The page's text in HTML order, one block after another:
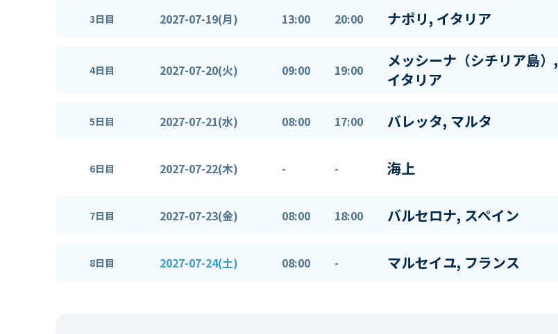
3日目 2027-07-19(月) 13:00 20:00 ナポリ, イタリア
4日目 2027-07-20(火) 09:00 19:00
メッシーナ（シチリア島）,
イタリア
5日目 2027-07-21(水) 08:00 17:00 バレッタ, マルタ
6日目 2027-07-22(木) - - 海上
7日目 2027-07-23(金) 08:00 18:00 バルセロナ, スペイン
8日目 2027-07-24(土) 08:00 - マルセイユ, フランス